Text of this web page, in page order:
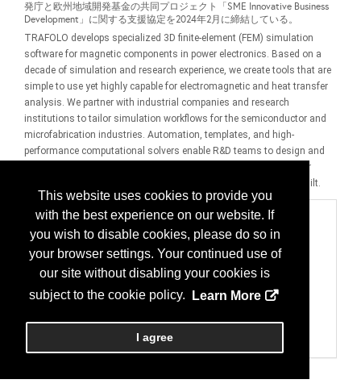
This website uses cookies to provide you
with the best experience on our website. If
you wish to disable cookies, please do so in
your browser settings. Your continued use of
our site without disabling your cookies is
subject to the cookie policy.
Learn More
I agree
発庁と欧州地域開発基金の共同プロジェクト「 SME Innovative Business
Development 」に関する支援協定を2024年2月に締結している。
TRAFOLO develops specialized 3D finite-element (FEM) simulation
software for magnetic components in power electronics. Based on a
decade of simulation and research experience, we createtools that are
simple to use yet highly capable for electromagnetic and heat transfer
analysis. We partner with industrial companies and research
institutions to tailor simulation workflows for the semiconductor and
microfabrication industries. Automation, templates, and high-
performance computational solvers enable R&D teams to design and
virtually test transformers, inductors, and wireless power transfer
built.
Categories
601 デザインソフトウェア
CAD：コンピュータ自動設計
603 シミュレーション、解析、モデリングソフトウェア
マスク作成ソフトウェア及びシミュレーション
シミュレーション；特性評価/検証ソフトウェア
CAD/CAM/CIM
ソフトウェアプログラム；ソフトウェア開発